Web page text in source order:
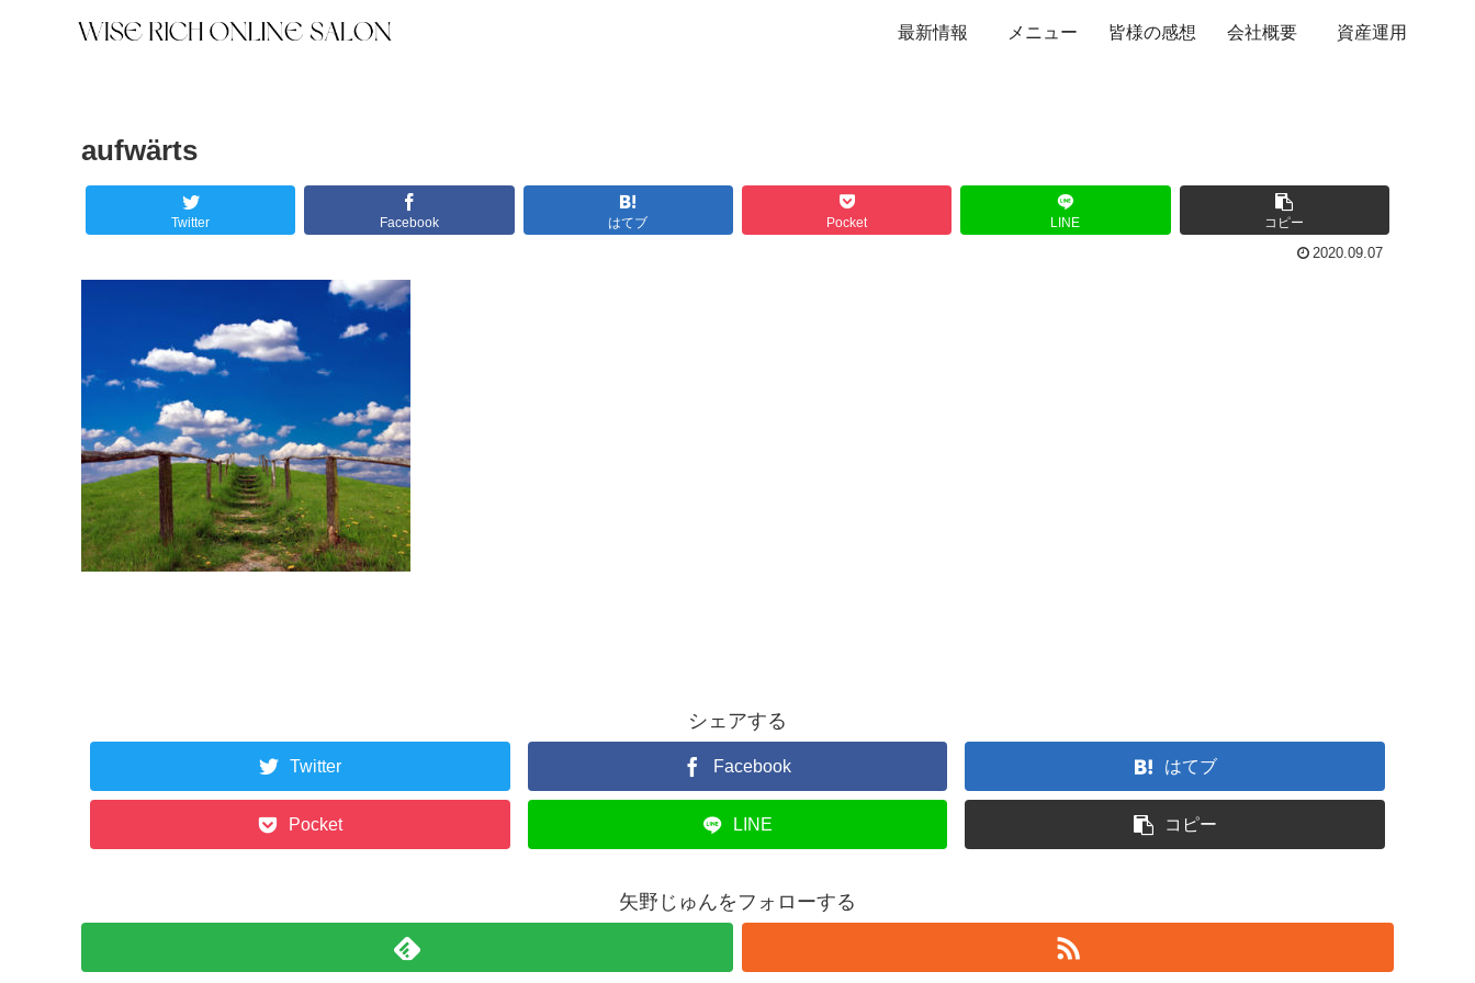
最新情報 メニュー 皆様の感想 会社概要 資産運用
aufwärts
Twitter Facebook はてブ Pocket LINE コピー
2020.09.07
シェアする
Twitter Facebook はてブ
Pocket LINE コピー
矢野じゅんをフォローする